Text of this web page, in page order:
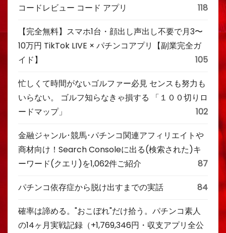
コードレビュー コード アプリ
118
【完全無料】スマホ1台・顔出し声出し不要で月3〜
10万円 TikTok LIVE × パチンコアプリ【副業完全ガ
イド】
105
忙しくて時間がないゴルファー必見 センスも努力も
いらない。 ゴルフ知らなきゃ損する 「１００切りロ
ードマップ」
102
金融ジャンル･競馬･パチンコ関連アフィリエイトや
商材向け！Search Consoleに出る(検索された)キ
ーワード(クエリ)を1,062件ご紹介
87
パチンコ依存症から脱け出すまでの実話 84
確率は諦める。"おこぼれ"だけ拾う。パチンコ素人
の14ヶ月実戦記録（+1,769,346円・収支アプリ全公